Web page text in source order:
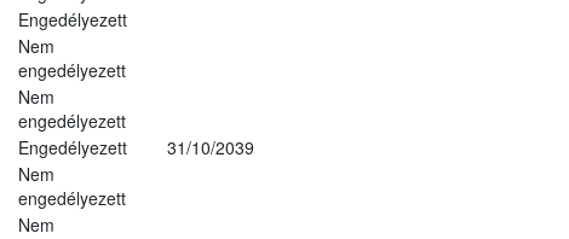
Engedélyezett
Nem
engedélyezett
Nem
engedélyezett
Engedélyezett
31/10/2039
Nem
engedélyezett
Nem